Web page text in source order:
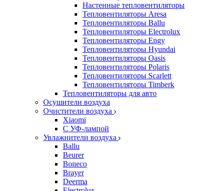
Настенные тепловентиляторы
Тепловентиляторы Aresa
Тепловентиляторы Ballu
Тепловентиляторы Electrolux
Тепловентиляторы Engy
Тепловентиляторы Hyundai
Тепловентиляторы Oasis
Тепловентиляторы Polaris
Тепловентиляторы Scarlett
Тепловентиляторы Timberk
Тепловентиляторы для авто
Осушители воздуха
Очистители воздуха
Xiaomi
С УФ-лампой
Увлажнители воздуха
Ballu
Beurer
Boneco
Brayer
Deerma